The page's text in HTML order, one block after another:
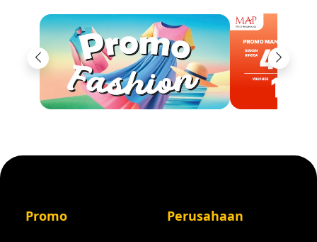
Previous Next
Promo Perusahaan